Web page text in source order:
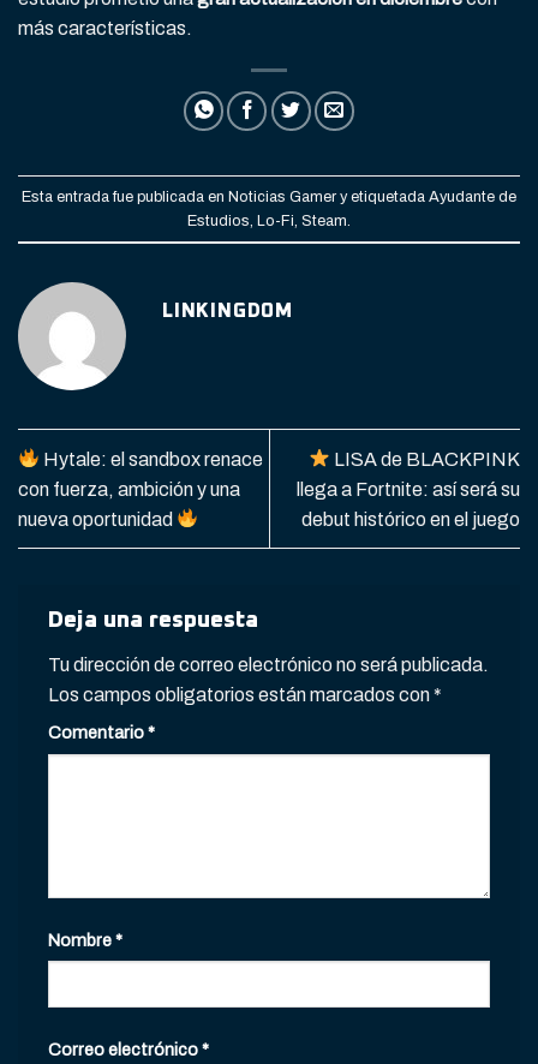
más características.
Esta entrada fue publicada en Noticias Gamer y etiquetada Ayudante de
Estudios Lo-Fi Steam
LINKINGDOM
Hytale: el sandbox renace
con fuerza, ambición y una
nueva oportunidad
LISA de BLACKPINK
llega a Fortnite: así será su
debut histórico en el juego
Deja una respuesta
Tu dirección de correo electrónico no será publicada.
Los campos obligatorios están marcados con*
Comentario*
Nombre*
Correo electrónico*